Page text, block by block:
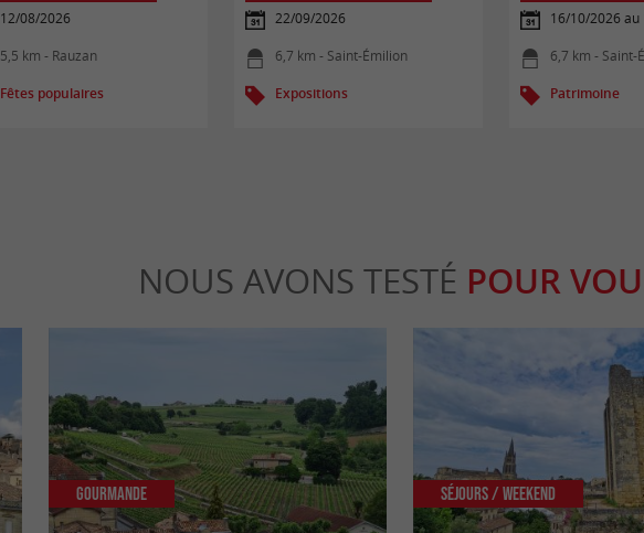
12/08/2026
5,5 km - Rauzan
Fêtes populaires
22/09/2026
6,7 km - Saint-Émilion
Expositions
16/10/2026
6,7 km - Saint-
Patrimoine
NOUS AVONS TESTÉ POUR
Gourmande Séjours / Weekend